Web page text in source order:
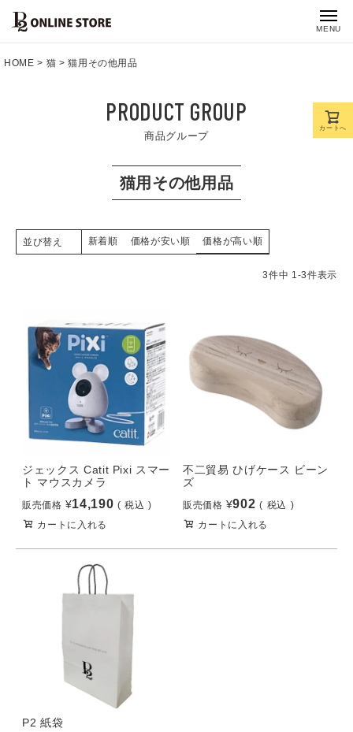
MENU
HOME 猫 猫用その他用品
PRODUCT GROUP
商品グループ
猫用その他用品
並び替え 新着順 価格が安い順 価格が高い順
3件中 1-3件表示
ジェックス Catit Pixi スマー
ト マウスカメラ
販売価格 ¥14,190
税込
カートに入れる
不二貿易 ひげケース ビーン
ズ
販売価格 ¥902
税込
カートに入れる
P2 紙袋
カートへ